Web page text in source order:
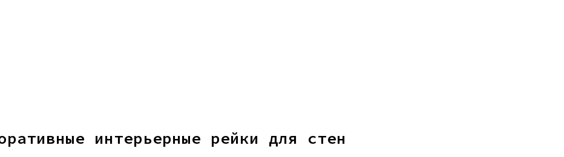
интерьерные рейки для стен